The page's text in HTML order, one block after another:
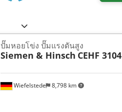
Wiefelstede 8,798 km
ปั๊มหอยโข่ง ปั๊มแรงดันสูง
Siemen & Hinsch CEHF 3104